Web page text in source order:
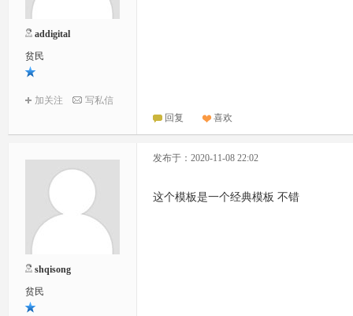
addigital
贫民
加关注 写私信
回复 喜欢
shqisong
贫民
发布于：2020-11-08 22:02
这个模板是一个经典模板 不错